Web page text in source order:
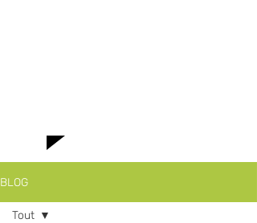
BLOG
Tout